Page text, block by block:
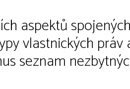
aspektů
vlastnických
seznam